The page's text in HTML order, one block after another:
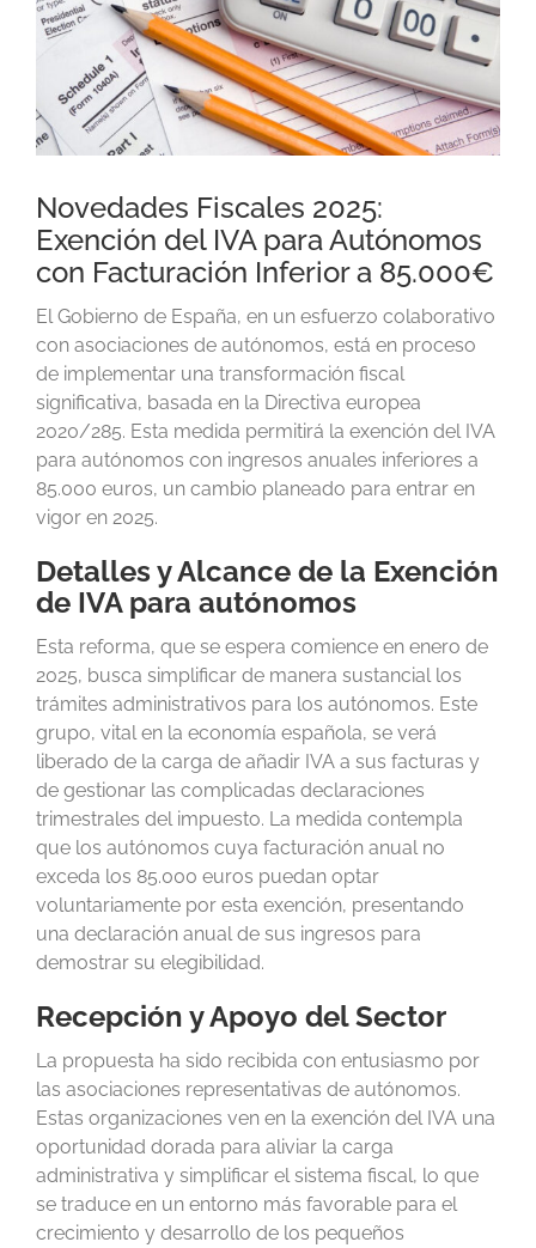
Novedades Fiscales 2025:
Exención del IVA para Autónomos
con Facturación Inferior a 85.000€
El Gobierno de España, en un esfuerzo colaborativo
con asociaciones de autónomos, está en proceso
de implementar una transformación fiscal
significativa, basada en la Directiva europea
2020/285. Esta medida permitirá la exención del IVA
para autónomos con ingresos anuales inferiores a
85.000 euros, un cambio planeado para entrar en
vigor en 2025.
Detalles y Alcance de la Exención
de IVA para autónomos
Esta reforma, que se espera comience en enero de
2025, busca simplificar de manera sustancial los
trámites administrativos para los autónomos. Este
grupo, vital en la economía española, se verá
liberado de la carga de añadir IVA a sus facturas y
de gestionar las complicadas declaraciones
trimestrales del impuesto. La medida contempla
que los autónomos cuya facturación anual no
exceda los 85.000 euros puedan optar
voluntariamente por esta exención, presentando
una declaración anual de sus ingresos para
demostrar su elegibilidad.
Recepción y Apoyo del Sector
La propuesta ha sido recibida con entusiasmo por
las asociaciones representativas de autónomos.
Estas organizaciones ven en la exención del IVA una
oportunidad dorada para aliviar la carga
administrativa y simplificar el sistema fiscal, lo que
se traduce en un entorno más favorable para el
crecimiento y desarrollo de los pequeños